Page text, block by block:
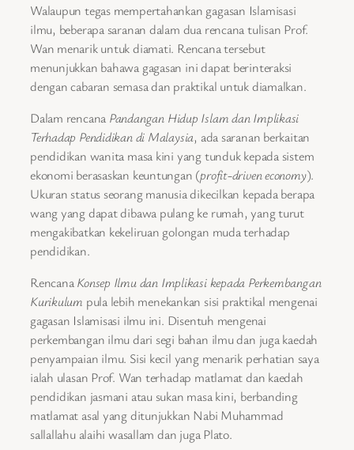
Walaupun tegas mempertahankan gagasan Islamisasi
ilmu, beberapa saranan dalam dua rencana tulisan Prof.
Wan menarik untuk diamati. Rencana tersebut
menunjukkan bahawa gagasan ini dapat berinteraksi
dengan cabaran semasa dan praktikal untuk diamalkan.
Dalam rencana Pandangan Hidup Islam dan Implikasi
Terhadap Pendidikan di Malaysia, ada saranan berkaitan
pendidikan wanita masa kini yang tunduk kepada sistem
ekonomi berasaskan keuntungan (profit-driven economy).
Ukuran status seorang manusia dikecilkan kepada berapa
wang yang dapat dibawa pulang ke rumah, yang turut
mengakibatkan kekeliruan golongan muda terhadap
pendidikan.
RencanaKonsep Ilmu dan Implikasi kepada Perkembangan
Kurikulum pula lebih menekankan sisi praktikal mengenai
gagasan Islamisasi ilmu ini. Disentuh mengenai
perkembangan ilmu dari segi bahan ilmu dan juga kaedah
penyampaian ilmu. Sisi kecil yang menarik perhatian saya
ialah ulasan Prof. Wan terhadap matlamat dan kaedah
pendidikan jasmani atau sukan masa kini, berbanding
matlamat asal yang ditunjukkan Nabi Muhammad
sallallahu alaihi wasallam dan juga Plato.